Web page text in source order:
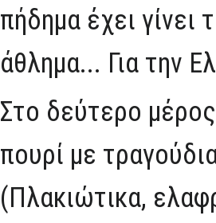
πήδημα έχει γίνει
άθλημα... Για την
Στο δεύτερο
πουρί με
(Πλακιώτικα,